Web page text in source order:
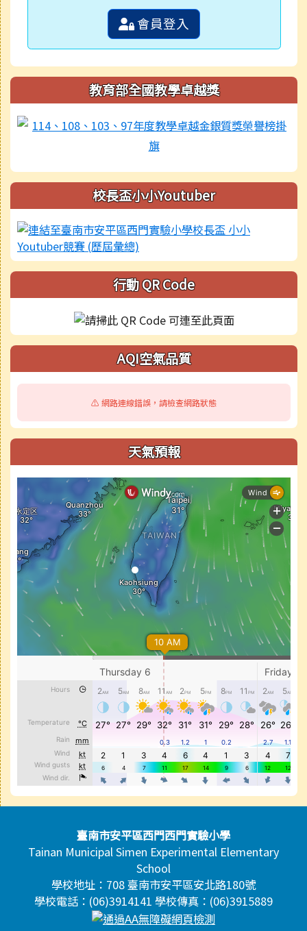
會員登入
教育部全國教學卓越獎
校長盃小小Youtuber
行動 QR Code
AQI空氣品質
⚠️ 網路連線錯誤，請檢查網路狀態
天氣預報
頁尾區域內容臺南市安平區西門西門實驗小學
Tainan Municipal Simen Experimental Elementary
School
學校地址：708 臺南市安平區安北路180號
學校電話：(06)3914141 學校傳真：(06)3915889